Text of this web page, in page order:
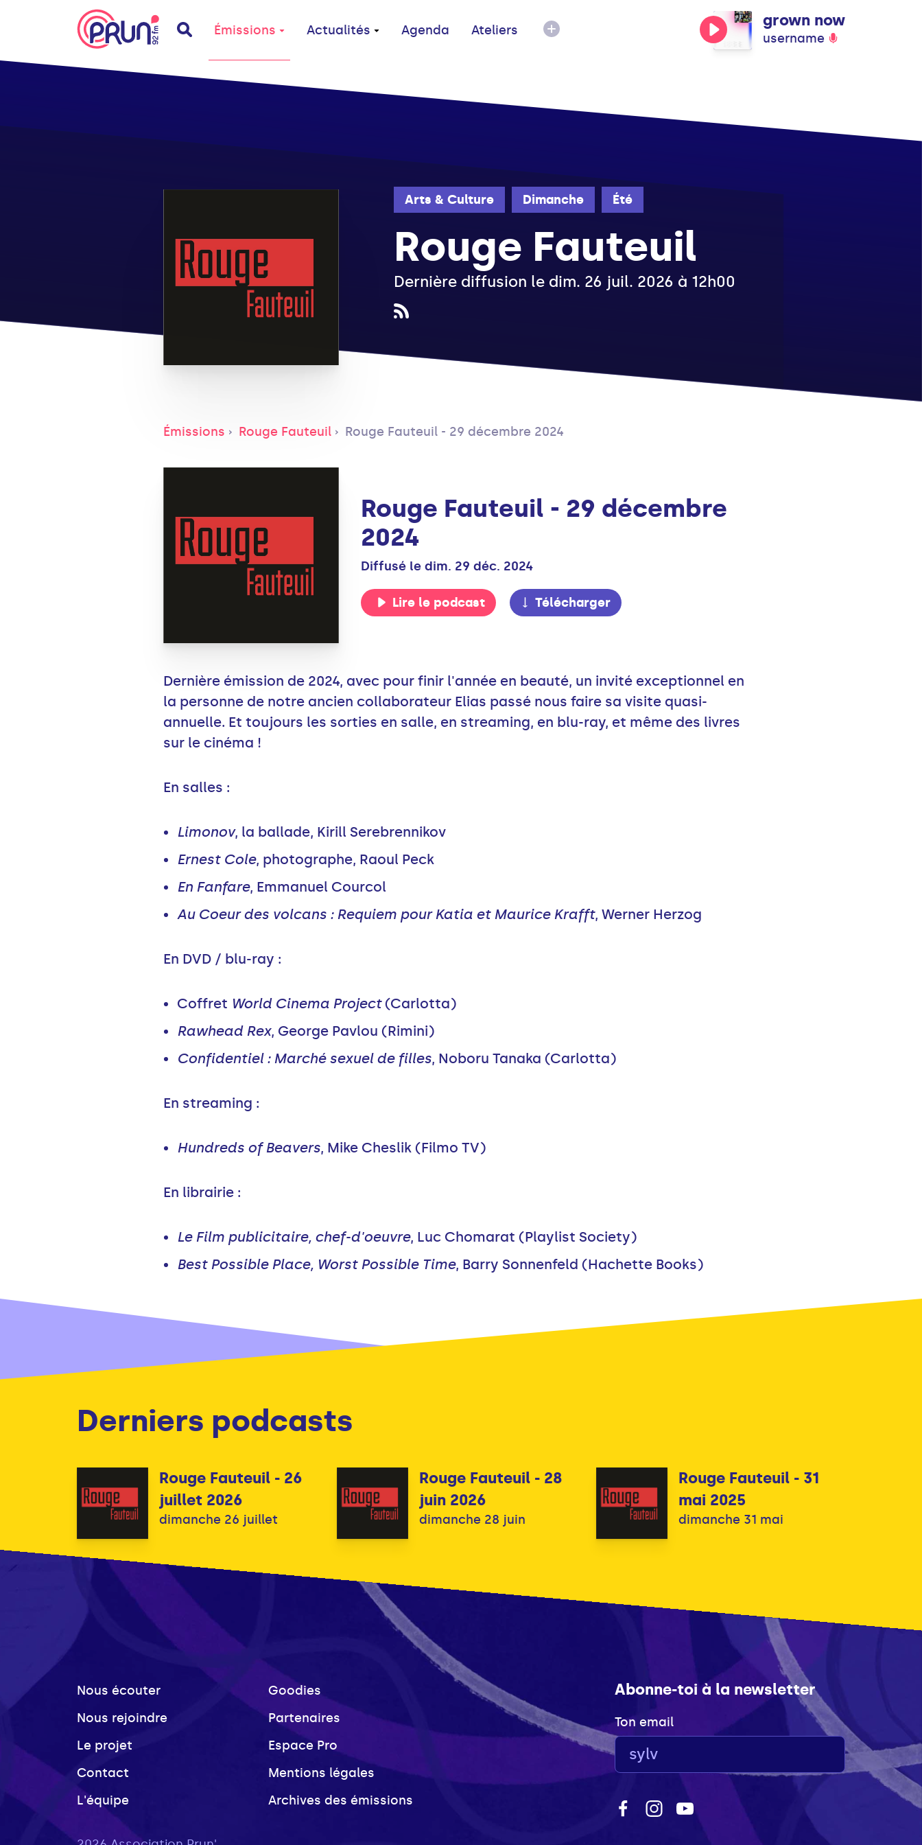
Émissions Actualités Agenda Ateliers
grown now
username
Arts & Culture Dimanche Été
Rouge Fauteuil
Dernière diffusion le dim. 26 juil. 2026 à 12h00
Émissions Rouge Fauteuil Rouge Fauteuil - 29 décembre 2024
Rouge Fauteuil - 29 décembre
2024
Diffusé le dim. 29 déc. 2024
Lire le podcast Télécharger
Dernière émission de 2024, avec pour finir l'année en beauté, un invité exceptionnel en
la personne de notre ancien collaborateur Elias passé nous faire sa visite quasi-
annuelle. Et toujours les sorties en salle, en streaming, en blu-ray, et même des livres
sur le cinéma !
En salles :
Limonov, la ballade, Kirill Serebrennikov
Ernest Cole, photographe, Raoul Peck
En Fanfare, Emmanuel Courcol
Au Coeur des volcans : Requiem pour Katia et Maurice Krafft, Werner Herzog
En DVD / blu-ray :
Coffret World Cinema Project(Carlotta)
Rawhead Rex, George Pavlou (Rimini)
Confidentiel : Marché sexuel de filles, Noboru Tanaka (Carlotta)
En streaming :
Hundreds of Beavers, Mike Cheslik (Filmo TV)
En librairie :
Le Film publicitaire, chef-d'oeuvre, Luc Chomarat (Playlist Society)
Best Possible Place, Worst Possible Time, Barry Sonnenfeld (Hachette Books)
Derniers podcasts
Rouge Fauteuil - 26
juillet 2026
dimanche 26 juillet
Rouge Fauteuil - 28
juin 2026
dimanche 28 juin
Rouge Fauteuil - 31
mai 2025
dimanche 31 mai
Nous écouter
Nous rejoindre
Le projet
Contact
L'équipe
Goodies
Partenaires
Espace Pro
Mentions légales
Archives des émissions
Abonne-toi à la newsletter
Ton email